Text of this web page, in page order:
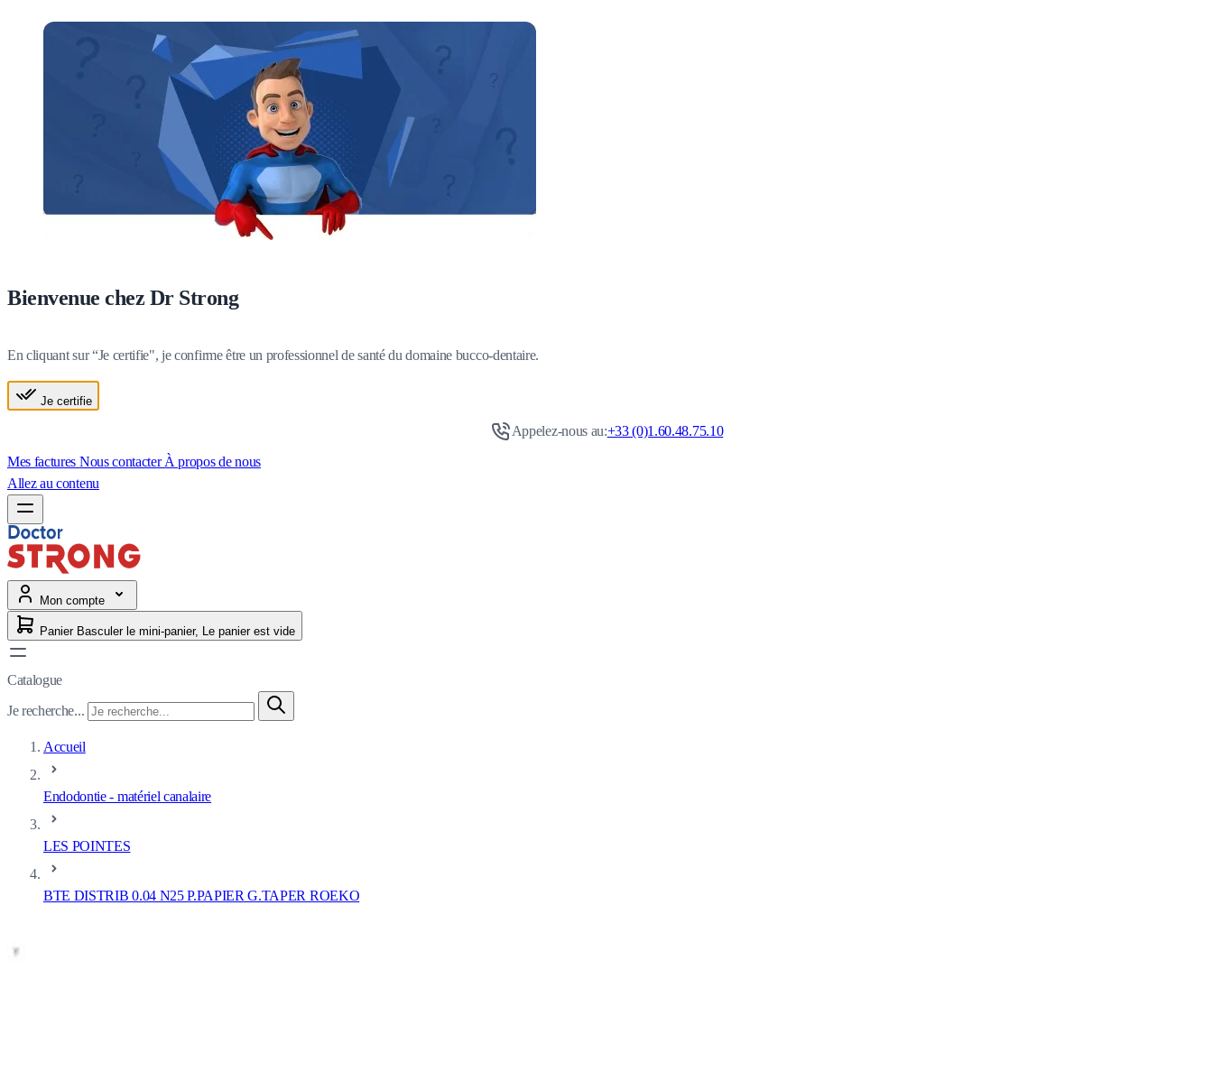
Bienvenue chez Dr Strong
En cliquant sur “Je certifie", je confirme être un professionnel de santé du domaine bucco-dentaire.
Je certifie
Appelez-nous au:+33 (0)1.60.48.75.10
Mes factures Nous contacterÀ propos de nous
Allez au contenu
Mon compte
Panier Basculer le mini-panier, Le panier est vide
Catalogue
Je recherche...
Accueil
Endodontie - matériel canalaire
LES POINTES
BTE DISTRIB 0.04 N25 P.PAPIER G.TAPER ROEKO